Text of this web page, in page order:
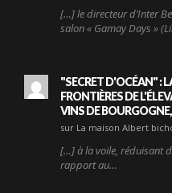
[…] le directeur d’Inter
salon « Gamay Days »
"SECRET D'OCÉAN" :
FRONTIÈRES DE
VINS DE
sur La maison Albert
[…] à la voile, réduisant
rapport au…